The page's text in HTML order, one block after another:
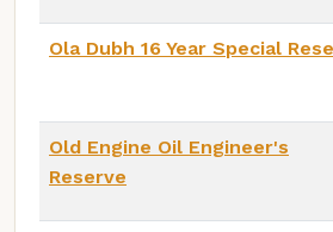
Ola Dubh 16 Year Special
Old Engine Oil Engineer's
Reserve